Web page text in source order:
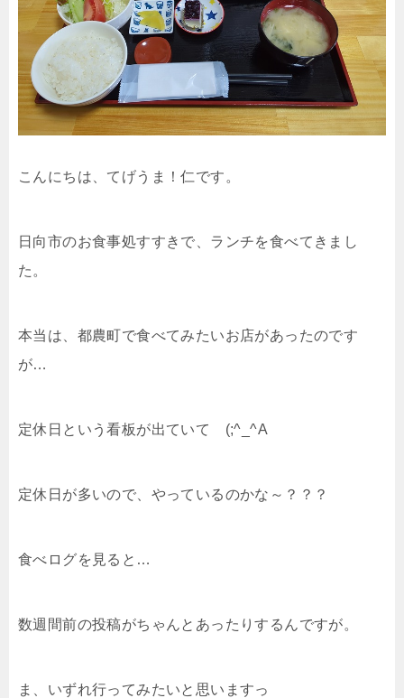
こんにちは、てげうま！仁です。
日向市のお食事処すすきで、ランチを食べてきまし
た。
本当は、都農町で食べてみたいお店があったのです
が…
定休日という看板が出ていて (;^_^A
定休日が多いので、やっているのかな～？？？
食べログを見ると…
数週間前の投稿がちゃんとあったりするんですが。
ま、いずれ行ってみたいと思いますっ